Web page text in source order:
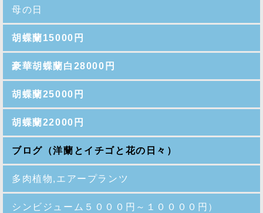
母の日
胡蝶蘭15000円
豪華胡蝶蘭白28000円
胡蝶蘭25000円
胡蝶蘭22000円
ブログ（洋蘭とイチゴと花の日々）
多肉植物,エアープランツ
シンビジューム５０００円～１００００円）